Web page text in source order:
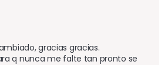
gracias gracias.
q nunca me falte tan pronto se